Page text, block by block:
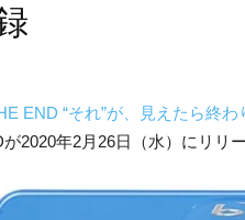
END “それ”が、見えたら終わ
が2020年2月26日（水）にリリ